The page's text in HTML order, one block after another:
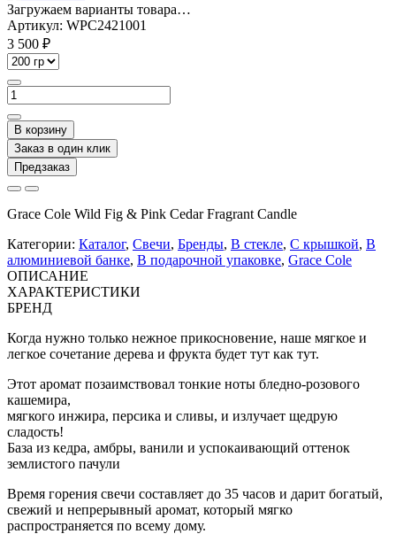
Загружаем варианты товара…
Артикул: WPC2421001
3 500 ₽
В корзину
Заказ в один клик
Предзаказ
Grace Cole Wild Fig & Pink Cedar Fragrant Candle
Категории: Каталог, Свечи, Бренды, В стекле, С крышкой, В
алюминиевой банке, В подарочной упаковке, Grace Cole
ОПИСАНИЕ
ХАРАКТЕРИСТИКИ
БРЕНД
Когда нужно только нежное прикосновение, наше мягкое и
легкое сочетание дерева и фрукта будет тут как тут.
Этот аромат позаимствовал тонкие ноты бледно-розового
кашемира,
мягкого инжира, персика и сливы, и излучает щедрую
сладость!
База из кедра, амбры, ванили и успокаивающий оттенок
землистого пачули
Время горения свечи составляет до 35 часов и дарит богатый,
свежий и непрерывный аромат, который мягко
распространяется по всему дому.